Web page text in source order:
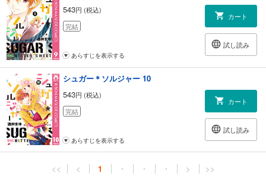
543円 (税込)
完結
カート
試し読み
あらすじを表示する
シュガー＊ソルジャー 10
543円 (税込)
完結
カート
試し読み
あらすじを表示する
<< < 1 ・ ・ ・ > >>